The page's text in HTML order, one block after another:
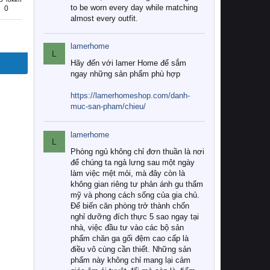
0
to be worn every day while matching
almost every outfit.
L
lamerhome
Hãy đến với lamer Home để sắm
ngay những sản phẩm phù hợp
https://lamerhomeshop.com/danh-
muc-san-pham/chieu/
L
lamerhome
Phòng ngủ không chỉ đơn thuần là nơi
để chúng ta ngả lưng sau một ngày
làm việc mệt mỏi, mà đây còn là
không gian riêng tư phản ánh gu thẩm
mỹ và phong cách sống của gia chủ.
Để biến căn phòng trở thành chốn
nghỉ dưỡng đích thực 5 sao ngay tại
nhà, việc đầu tư vào các bộ sản
phẩm chăn ga gối đệm cao cấp là
điều vô cùng cần thiết. Những sản
phẩm này không chỉ mang lại cảm